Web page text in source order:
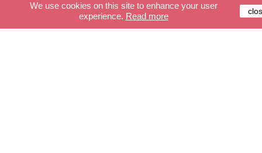
We use cookies on this site to enhance your user
experience. Read more